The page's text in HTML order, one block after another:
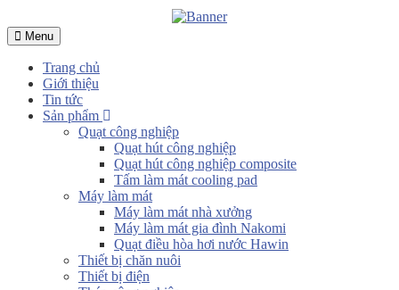
Menu
Trang chủ
Giới thiệu
Tin tức
Sản phẩm
Quạt công nghiệp
Quạt hút công nghiệp
Quạt hút công nghiệp composite
Tấm làm mát cooling pad
Máy làm mát
Máy làm mát nhà xưởng
Máy làm mát gia đình Nakomi
Quạt điều hòa hơi nước Hawin
Thiết bị chăn nuôi
Thiết bị điện